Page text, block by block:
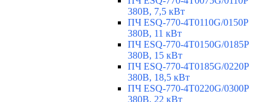
380В, 7,5 кВт
ПЧ ESQ-770-4T0110G/0150P
380В, 11 кВт
ПЧ ESQ-770-4T0150G/0185P
380В, 15 кВт
ПЧ ESQ-770-4T0185G/0220P
380В, 18,5 кВт
ПЧ ESQ-770-4T0220G/0300P
380В, 22 кВт